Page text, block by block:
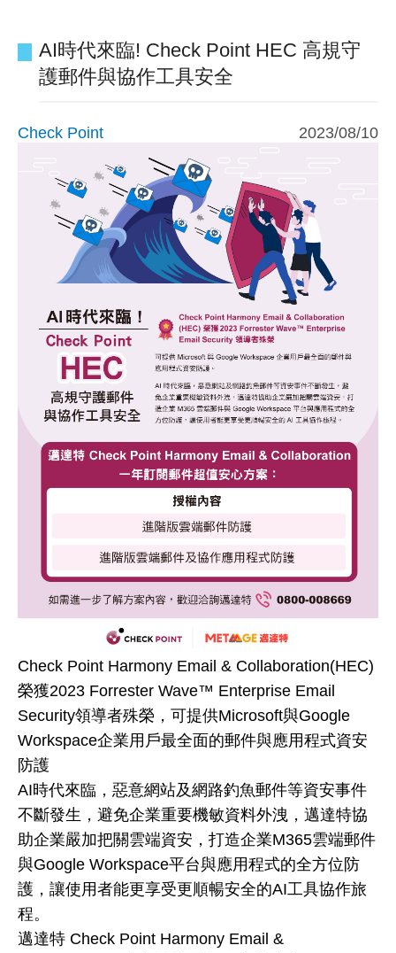
AI時代來臨! Check Point HEC 高規守
護郵件與協作工具安全
Check Point 2023/08/10
Check Point Harmony Email & Collaboration(HEC)
榮獲2023 Forrester Wave™ Enterprise Email
Security領導者殊榮，可提供Microsoft與Google
Workspace企業用戶最全面的郵件與應用程式資安
防護
AI時代來臨，惡意網站及網路釣魚郵件等資安事件
不斷發生，避免企業重要機敏資料外洩，邁達特協
助企業嚴加把關雲端資安，打造企業M365雲端郵件
與Google Workspace平台與應用程式的全方位防
護，讓使用者能更享受更順暢安全的AI工具協作旅
程。
邁達特 Check Point Harmony Email &